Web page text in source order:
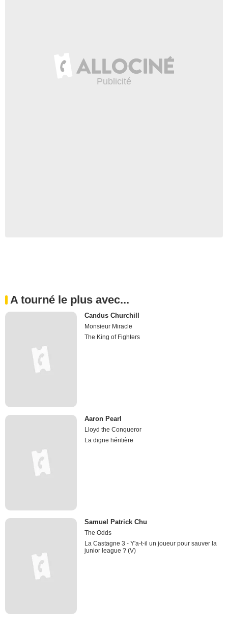
A tourné le plus avec...
Candus Churchill
Monsieur Miracle
The King of Fighters
Aaron Pearl
Lloyd the Conqueror
La digne héritière
Samuel Patrick Chu
The Odds
La Castagne 3 - Y'a-t-il un joueur pour sauver la
junior league ? (V)